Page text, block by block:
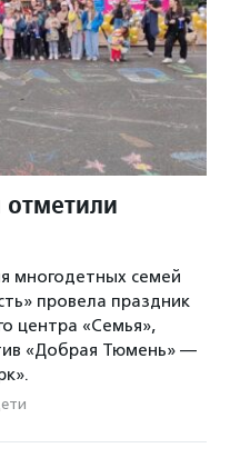
многодетных семей
провела праздник
центра «Семья»,
«Добрая Тюмень» —